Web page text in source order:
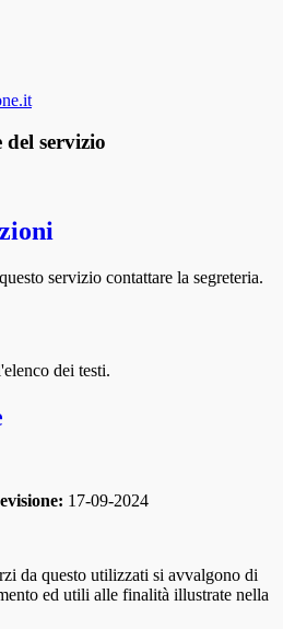
servizio
servizio contattare la segreteria.
dei testi.
17-09-2024
da questo utilizzati si avvalgono di
ed utili alle finalità illustrate nella